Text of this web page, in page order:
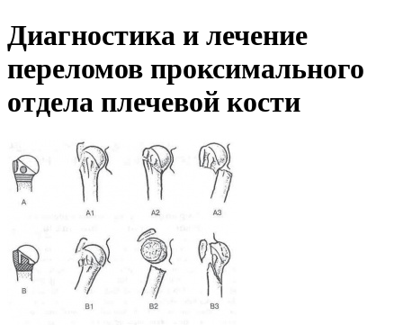
Диагностика и лечение
переломов проксимального
отдела плечевой кости